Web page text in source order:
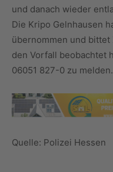
und danach wieder
Die Kripo Gelnhausen
übernommen und bittet
den Vorfall beobachtet
06051 827-0 zu melden.
Quelle: Polizei Hessen